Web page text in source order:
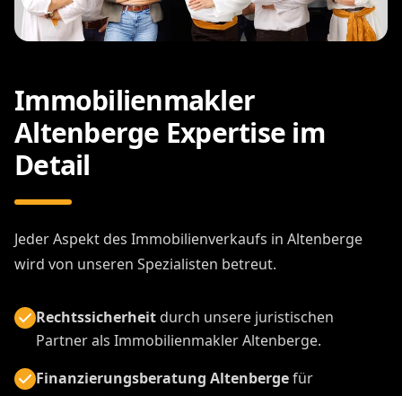
Immobilienmakler
Altenberge Expertise im
Detail
Jeder Aspekt des Immobilienverkaufs in Altenberge
wird von unseren Spezialisten betreut.
Rechtssicherheitdurch unsere juristischen
Partner als Immobilienmakler Altenberge.
Finanzierungsberatung Altenbergefür